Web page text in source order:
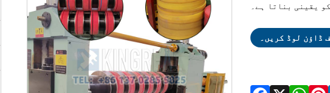
یقینی بناتا ہے۔
ڈاؤن لوڈ کریں۔